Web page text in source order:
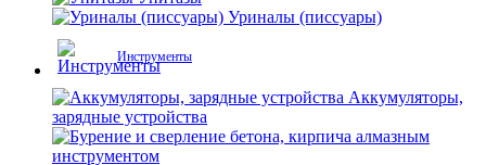
Уриналы (писсуары)
Инструменты
Аккумуляторы,
зарядные устройства